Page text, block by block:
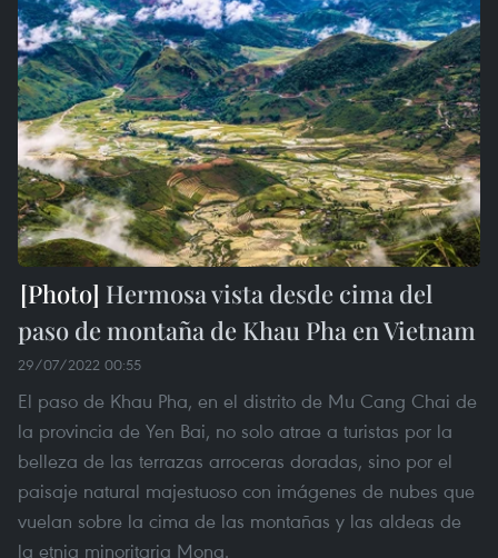
Hermosa vista desde cima del
paso de montaña de Khau Pha en Vietnam
29/07/2022 00:55
El paso de Khau Pha, en el distrito de Mu Cang Chai de
la provincia de Yen Bai, no solo atrae a turistas por la
belleza de las terrazas arroceras doradas, sino por el
paisaje natural majestuoso con imágenes de nubes que
vuelan sobre la cima de las montañas y las aldeas de
la etnia minoritaria Mong.